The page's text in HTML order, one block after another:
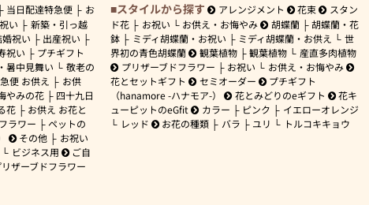
当日配達特急便
お
い
新築・引っ越
婚祝い
出産祝い
祝い
プチギフト
暑中見舞い
敬老の
便 お供え
お供
やみの花
四十九日
花
お供え お花と
ラワー
ペットの
その他
お祝い
ビジネス用
ご自
リザーブドフラワー
スタイルから探す アレンジメント 花束
スタン
ド花
お祝い お供え・お悔やみ 胡蝶蘭
胡蝶蘭・花
鉢
ミディ胡蝶蘭・お祝い ミディ胡蝶蘭・お供え
世
界初の青色胡蝶蘭
観葉植物 観葉植物
産直多肉植物
プリザーブドフラワー
お祝い
お供え・お悔やみ
花とセットギフト
セミオーダー
プチギフト
（hanamore -ハナモア-）
花とみどりのeギフト
花キ
ューピットのeGfit
カラー ピンク
イエローオレンジ
レッド
お花の種類 バラ ユリ トルコキキョウ